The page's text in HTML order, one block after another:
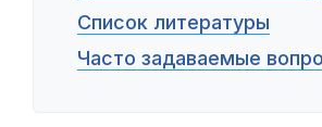
Список литературы
Часто задаваемые